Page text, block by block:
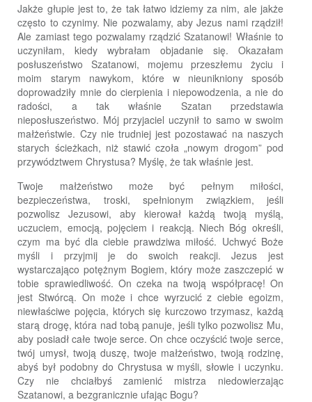
Jakże głupie jest to, że tak łatwo idziemy za nim, ale jakże
często to czynimy. Nie pozwalamy, aby Jezus nami rządził!
Ale zamiast tego pozwalamy rządzić Szatanowi! Właśnie to
uczyniłam, kiedy wybrałam objadanie się. Okazałam
posłuszeństwo Szatanowi, mojemu przeszłemu życiu i
moim starym nawykom, które w nieunikniony sposób
doprowadziły mnie do cierpienia i niepowodzenia, a nie do
radości, a tak właśnie Szatan przedstawia
nieposłuszeństwo. Mój przyjaciel uczynił to samo w swoim
małżeństwie. Czy nie trudniej jest pozostawać na naszych
starych ścieżkach, niż stawić czoła „nowym drogom” pod
przywództwem Chrystusa? Myślę, że tak właśnie jest.
Twoje małżeństwo może być pełnym miłości,
bezpieczeństwa, troski, spełnionym związkiem, jeśli
pozwolisz Jezusowi, aby kierował każdą twoją myślą,
uczuciem, emocją, pojęciem i reakcją. Niech Bóg określi,
czym ma być dla ciebie prawdziwa miłość. Uchwyć Boże
myśli i przyjmij je do swoich reakcji. Jezus jest
wystarczająco potężnym Bogiem, który może zaszczepić w
tobie sprawiedliwość. On czeka na twoją współpracę! On
jest Stwórcą. On może i chce wyrzucić z ciebie egoizm,
niewłaściwe pojęcia, których się kurczowo trzymasz, każdą
starą drogę, która nad tobą panuje, jeśli tylko pozwolisz Mu,
aby posiadł całe twoje serce. On chce oczyścić twoje serce,
twój umysł, twoją duszę, twoje małżeństwo, twoją rodzinę,
abyś był podobny do Chrystusa w myśli, słowie i uczynku.
Czy nie chciałbyś zamienić mistrza niedowierzając
Szatanowi, a bezgranicznie ufając Bogu?